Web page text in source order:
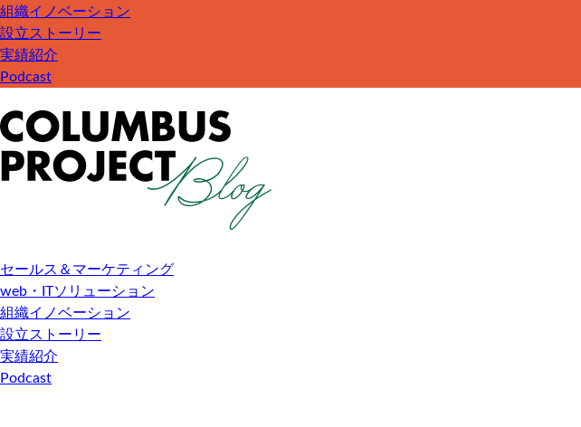
組織イノベーション
設立ストーリー
実績紹介
Podcast
セールス＆マーケティング
web・ITソリューション
組織イノベーション
設立ストーリー
実績紹介
Podcast